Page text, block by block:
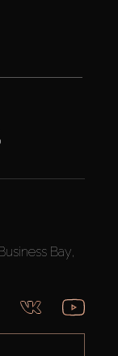
Bay,